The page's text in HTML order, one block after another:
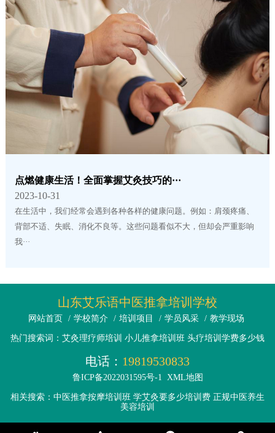
点燃健康生活！全面掌握艾灸技巧的···
2023-10-31
在生活中，我们经常会遇到各种各样的健康问题。例如：肩颈疼痛、
背部不适、失眠、消化不良等。这些问题看似不大，但却会严重影响
我···
山东艾乐语中医推拿培训学校
网站首页 / 学校简介 / 培训项目 / 学员风采 / 教学现场
热门搜索词：艾灸理疗师培训 小儿推拿培训班 头疗培训学费多少钱
电话： 19819530833
鲁ICP备2022031595号-1 XML地图
相关搜索：中医推拿按摩培训班 学艾灸要多少培训费 正规中医养生
美容培训